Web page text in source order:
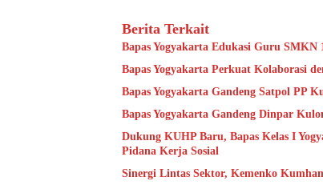
Berita Terkait
Bapas Yogyakarta Edukasi Guru SMKN
Bapas Yogyakarta Perkuat Kolaborasi
Bapas Yogyakarta Gandeng Satpol PP
Bapas Yogyakarta Gandeng Dinpar
Dukung KUHP Baru, Bapas Kelas I
Pidana Kerja Sosial
Sinergi Lintas Sektor, Kemenko